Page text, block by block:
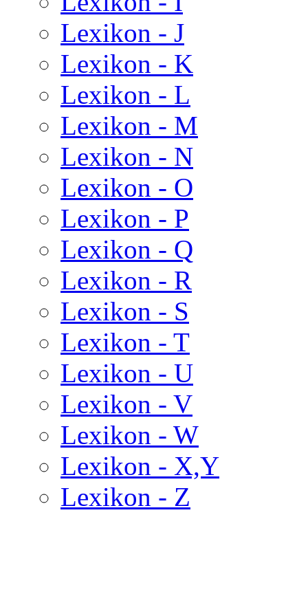
Lexikon - J
Lexikon - K
Lexikon - L
Lexikon - M
Lexikon - N
Lexikon - O
Lexikon - P
Lexikon - Q
Lexikon - R
Lexikon - S
Lexikon - T
Lexikon - U
Lexikon - V
Lexikon - W
Lexikon - X,Y
Lexikon - Z